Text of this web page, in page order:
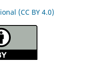
(CC BY 4.0)